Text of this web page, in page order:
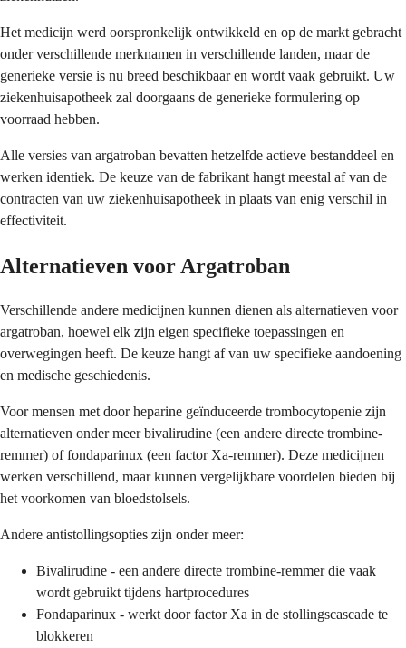
Het medicijn werd oorspronkelijk ontwikkeld en op de markt gebracht
onder verschillende merknamen in verschillende landen, maar de
generieke versie is nu breed beschikbaar en wordt vaak gebruikt. Uw
ziekenhuisapotheek zal doorgaans de generieke formulering op
voorraad hebben.
Alle versies van argatroban bevatten hetzelfde actieve bestanddeel en
werken identiek. De keuze van de fabrikant hangt meestal af van de
contracten van uw ziekenhuisapotheek in plaats van enig verschil in
effectiviteit.
Alternatieven voor Argatroban
Verschillende andere medicijnen kunnen dienen als alternatieven voor
argatroban, hoewel elk zijn eigen specifieke toepassingen en
overwegingen heeft. De keuze hangt af van uw specifieke aandoening
en medische geschiedenis.
Voor mensen met door heparine geïnduceerde trombocytopenie zijn
alternatieven onder meer bivalirudine (een andere directe trombine-
remmer) of fondaparinux (een factor Xa-remmer). Deze medicijnen
werken verschillend, maar kunnen vergelijkbare voordelen bieden bij
het voorkomen van bloedstolsels.
Andere antistollingsopties zijn onder meer:
Bivalirudine - een andere directe trombine-remmer die vaak
wordt gebruikt tijdens hartprocedures
Fondaparinux - werkt door factor Xa in de stollingscascade te
blokkeren